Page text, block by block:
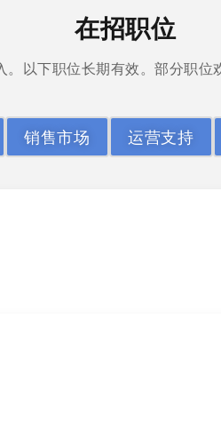
在招职位
以下职位长期有效。部分职位
销售市场 运营支持